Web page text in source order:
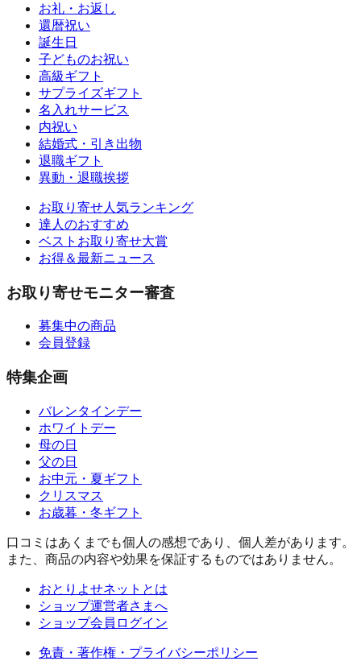
お礼・お返し
還暦祝い
誕生日
子どものお祝い
高級ギフト
サプライズギフト
名入れサービス
内祝い
結婚式・引き出物
退職ギフト
異動・退職挨拶
お取り寄せ人気ランキング
達人のおすすめ
ベストお取り寄せ大賞
お得＆最新ニュース
お取り寄せモニター審査
募集中の商品
会員登録
特集企画
バレンタインデー
ホワイトデー
母の日
父の日
お中元・夏ギフト
クリスマス
お歳暮・冬ギフト
口コミはあくまでも個人の感想であり、個人差があります。
また、商品の内容や効果を保証するものではありません。
おとりよせネットとは
ショップ運営者さまへ
ショップ会員ログイン
免責・著作権・プライバシーポリシー